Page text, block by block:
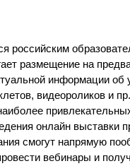
российским
размещение на
информации об
видеороликов и
онлайн выставки
смогут напрямую
вебинары и